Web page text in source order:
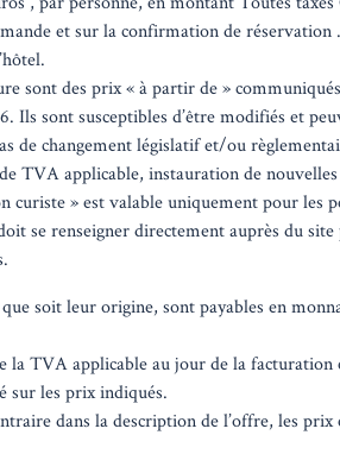
et sur la confirmation de
sont des prix « à partir de »
sont susceptibles d’être modifiés et
de changement législatif et/ou
TVA applicable, instauration de
curiste » est valable uniquement pour les
se renseigner directement auprès du
soit leur origine, sont payables en
la TVA applicable au jour de la
sur les prix indiqués.
dans la description de l’offre, les